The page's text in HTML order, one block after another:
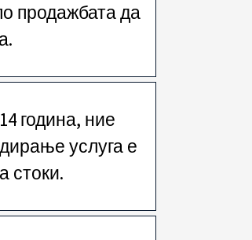
продажбата да
година, ние
услуга е
стоки.